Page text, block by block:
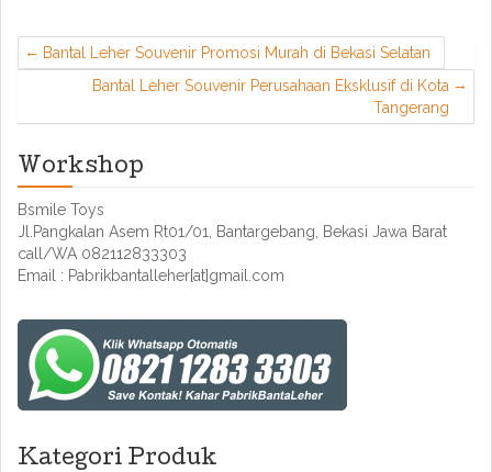
Bantal Leher Souvenir Promosi Murah di Bekasi Selatan
Bantal Leher Souvenir Perusahaan Eksklusif di Kota
Tangerang
Workshop
Bsmile Toys
Jl.Pangkalan Asem Rt01/01, Bantargebang, Bekasi Jawa Barat
call/WA 082112833303
Email : Pabrikbantalleher[at]gmail.com
Kategori Produk